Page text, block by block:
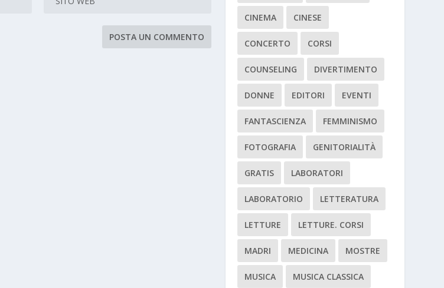
CINEMA CINESE
CONCERTO CORSI
COUNSELING DIVERTIMENTO
DONNE EDITORI EVENTI
FANTASCIENZA FEMMINISMO
FOTOGRAFIA GENITORIALITÀ
GRATIS LABORATORI
LABORATORIO LETTERATURA
LETTURE LETTURE. CORSI
MADRI MEDICINA MOSTRE
MUSICA MUSICA CLASSICA